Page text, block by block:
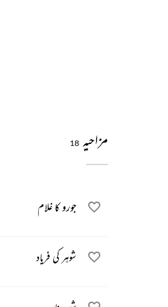
مزاحیہ 18
جورو کا غلام
شوہر کی فریاد